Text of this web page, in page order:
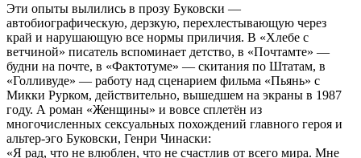
Эти опыты вылились в прозу Буковски —
автобиографическую, дерзкую, перехлестывающую через
край и нарушающую все нормы приличия. В «Хлебе с
ветчиной» писатель вспоминает детство, в «Почтамте» —
будни на почте, в «Фактотуме» — скитания по Штатам, в
«Голливуде» — работу над сценарием фильма «Пьянь» с
Микки Рурком, действительно, вышедшем на экраны в 1987
году. А роман «Женщины» и вовсе сплетён из
многочисленных сексуальных похождений главного героя и
альтер-эго Буковски, Генри Чинаски:
«Я рад, что не влюблен, что не счастлив от всего мира. Мне